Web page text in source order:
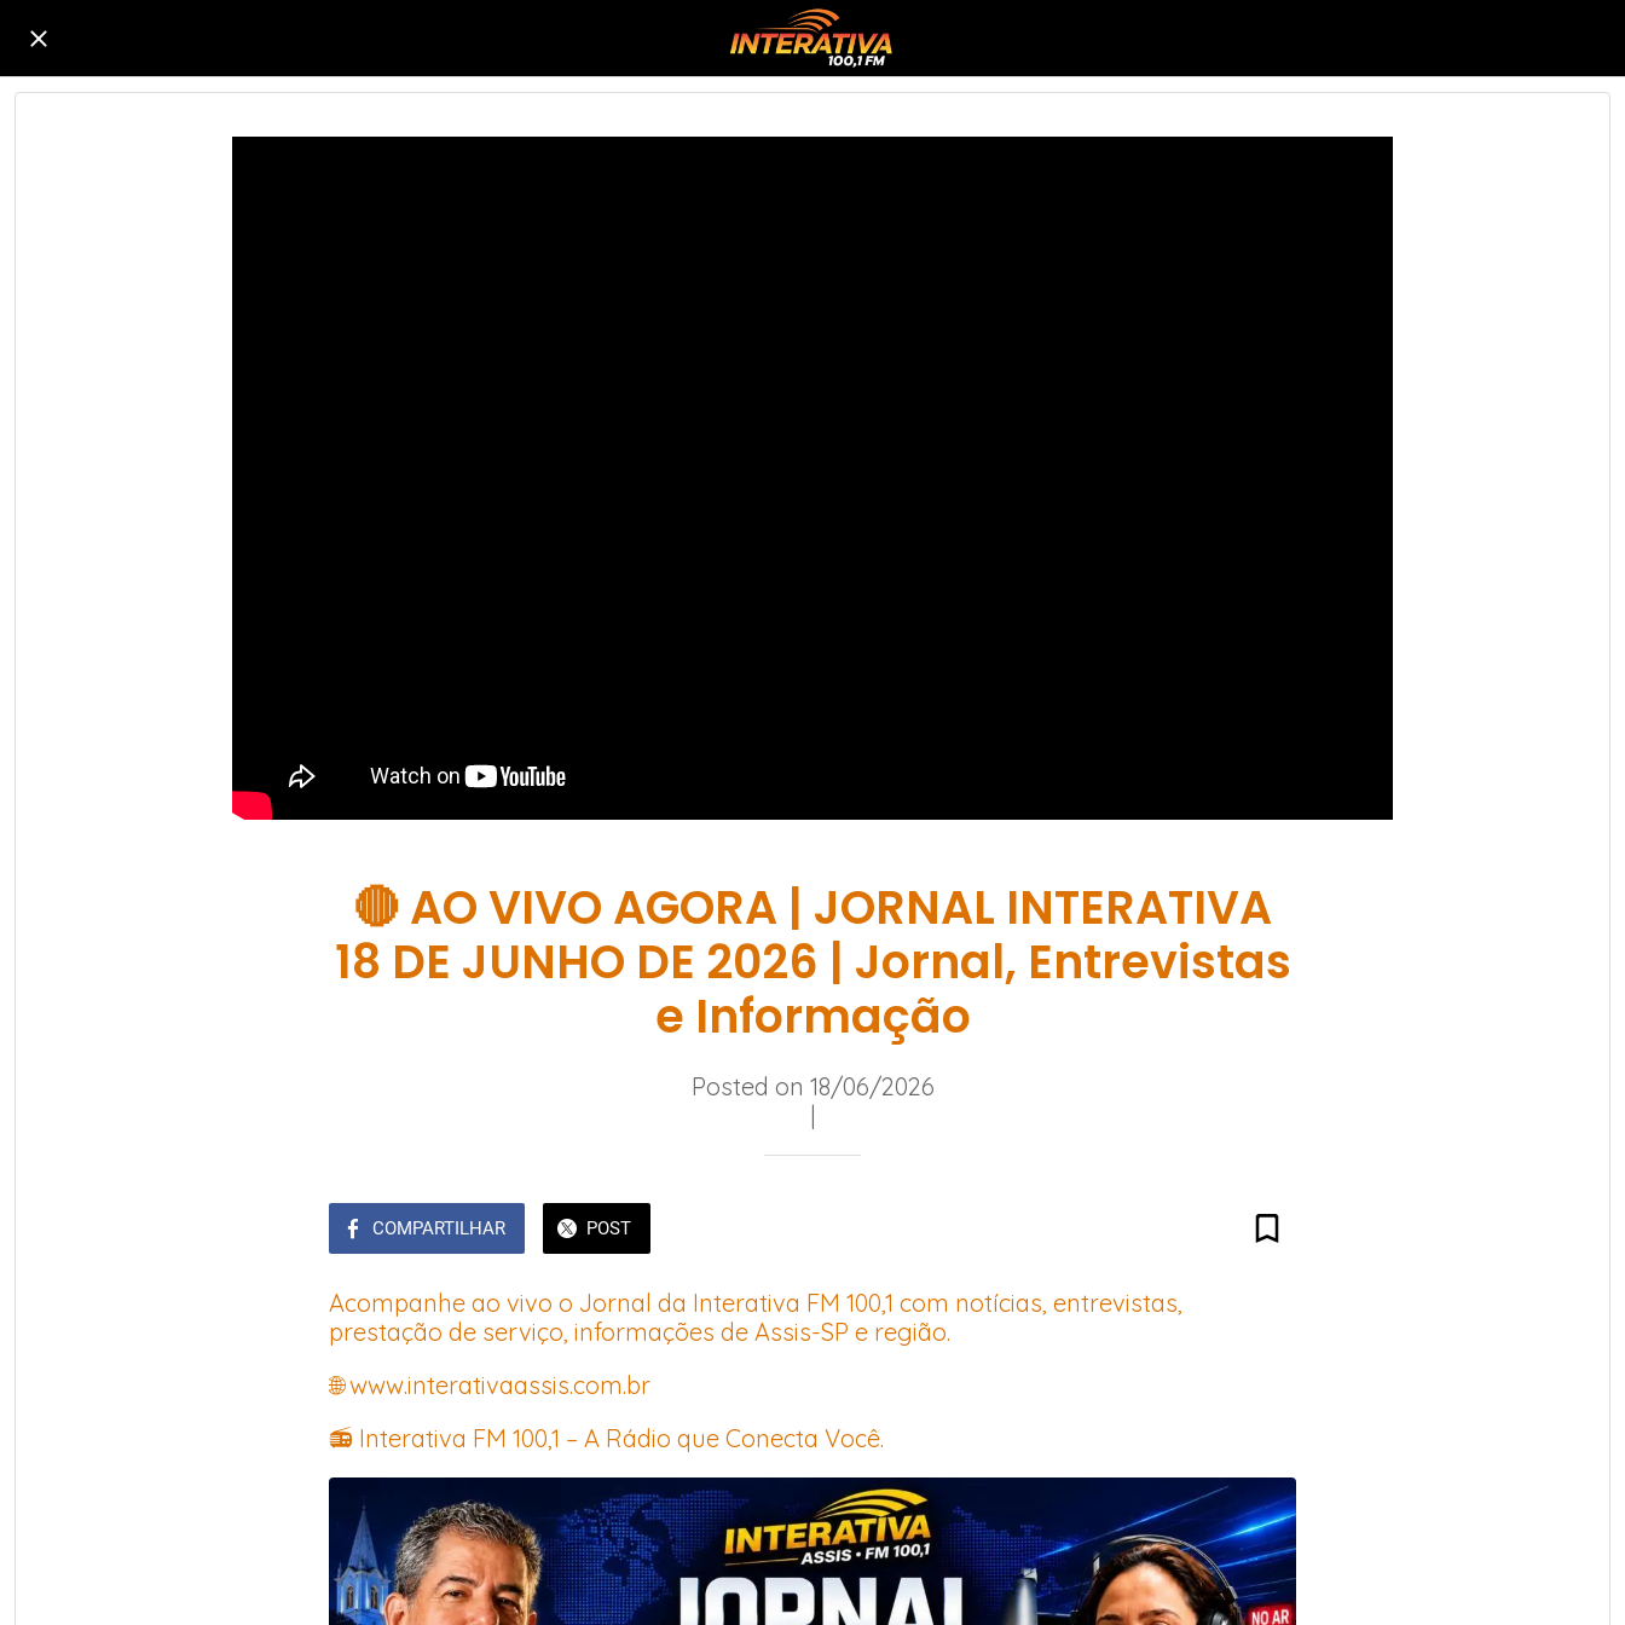
🔴 AO VIVO AGORA | JORNAL INTERATIVA
18 DE JUNHO DE 2026 | Jornal, Entrevistas
e Informação
Posted on 18/06/2026
COMPARTILHAR POST
Acompanhe ao vivo o Jornal da Interativa FM 100,1 com notícias, entrevistas,
prestação de serviço, informações de Assis-SP e região.
🌐 www.interativaassis.com.br
📻 Interativa FM 100,1 – A Rádio que Conecta Você.